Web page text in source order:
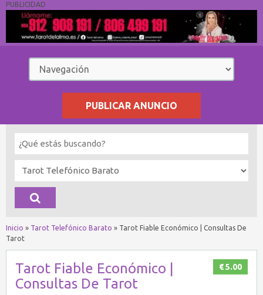
PUBLICIDAD
PUBLICAR ANUNCIO
Inicio » Tarot Telefónico Barato » Tarot Fiable Económico | Consultas De
Tarot
€ 5.00
Tarot Fiable Económico |
Consultas De Tarot